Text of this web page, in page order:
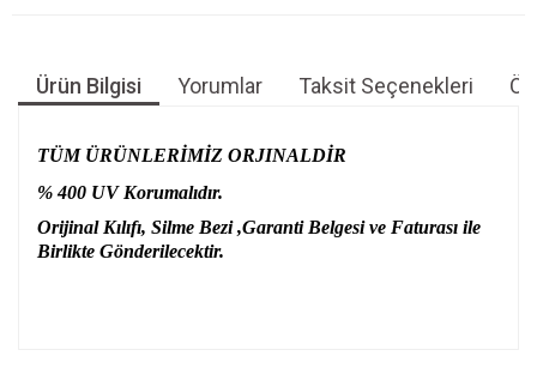
Ürün Bilgisi Yorumlar Taksit Seçenekleri
TÜM ÜRÜNLERİMİZ ORJINALDİR
% 400 UV Korumalıdır.
Orijinal Kılıfı, Silme Bezi ,Garanti Belgesi ve Faturası ile
Birlikte Gönderilecektir.